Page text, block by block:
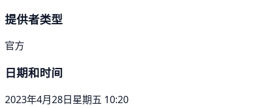
提供者类型
官方
日期和时间
2023年4月28日星期五 10:20